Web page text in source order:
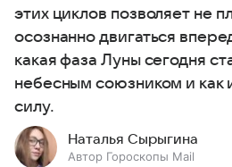
этих циклов позволяет не
осознанно двигаться
какая фаза Луны сегодня
небесным союзником и как
силу.
Наталья Сырыгина
Автор Гороскопы Mail